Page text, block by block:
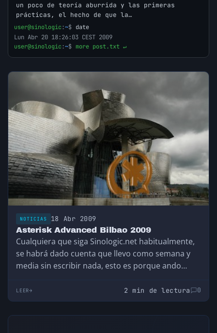
un poco de teoría aburrida y las primeras
prácticas, el hecho de que la…
user@sinologic:~$ date
Lun Abr 20 18:26:03 CEST 2009
user@sinologic:~$ more post.txt ↵
NOTICIAS 18 Abr 2009
Asterisk Advanced Bilbao 2009
Cualquiera que siga Sinologic.net habitualmente,
se habrá dado cuenta que llevo como semana y
media sin escribir nada, esto es porque ando…
LEER 2 min de lectura 0